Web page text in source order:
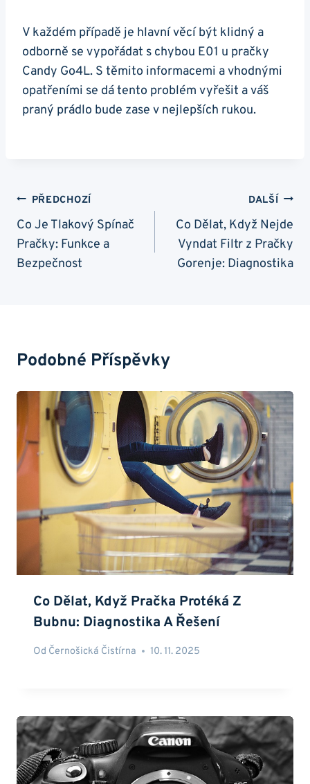
V každém případě je hlavní​ věcí být klidný ⁣a
odborně se vypořádat⁣ s​ chybou⁤ E01‌ u pračky
Candy Go4L. S ⁢těmito informacemi a vhodnými
opatřeními se dá tento problém vyřešit a váš
‌praný prádlo bude zase v nejlepších rukou.⁤
Navigace
Pro
Příspěvek
PŘEDCHOZÍ
Co Je Tlakový Spínač
Pračky: Funkce a
Bezpečnost
DALŠÍ
Co Dělat, Když Nejde
Vyndat Filtr z Pračky
Gorenje: Diagnostika
Podobné Příspěvky
Co Dělat, Když Pračka Protéká Z
Bubnu: Diagnostika A Řešení
Od Černošická Čistírna 10. 11. 2025